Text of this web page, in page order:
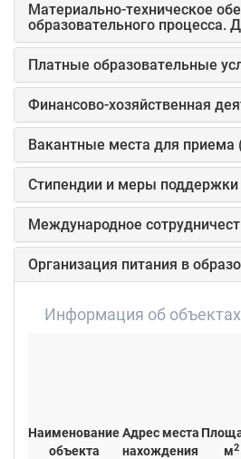
Материально-техническое
образовательного процесса.
Платные образовательные
Финансово-хозяйственная
Вакантные места для
Стипендии и меры
Международное
Организация питания в
Информация об
Наименование
объекта
Адрес места
нахождения
м2